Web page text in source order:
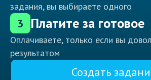
задания, вы выбираете одного
3 Платите за готовое
Оплачиваете, только если вы
результатом
Создать